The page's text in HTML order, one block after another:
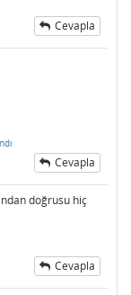
Cevapla
Cevapla
doğrusu hiç
Cevapla